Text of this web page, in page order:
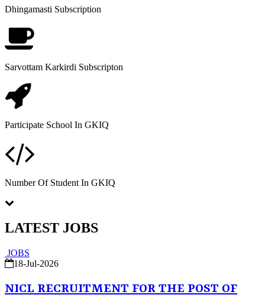
Dhingamasti Subscription
Sarvottam Karkirdi Subscripton
Participate School In GKIQ
Number Of Student In GKIQ
LATEST JOBS
JOBS
18-Jul-2026
NICL RECRUITMENT FOR THE POST OF